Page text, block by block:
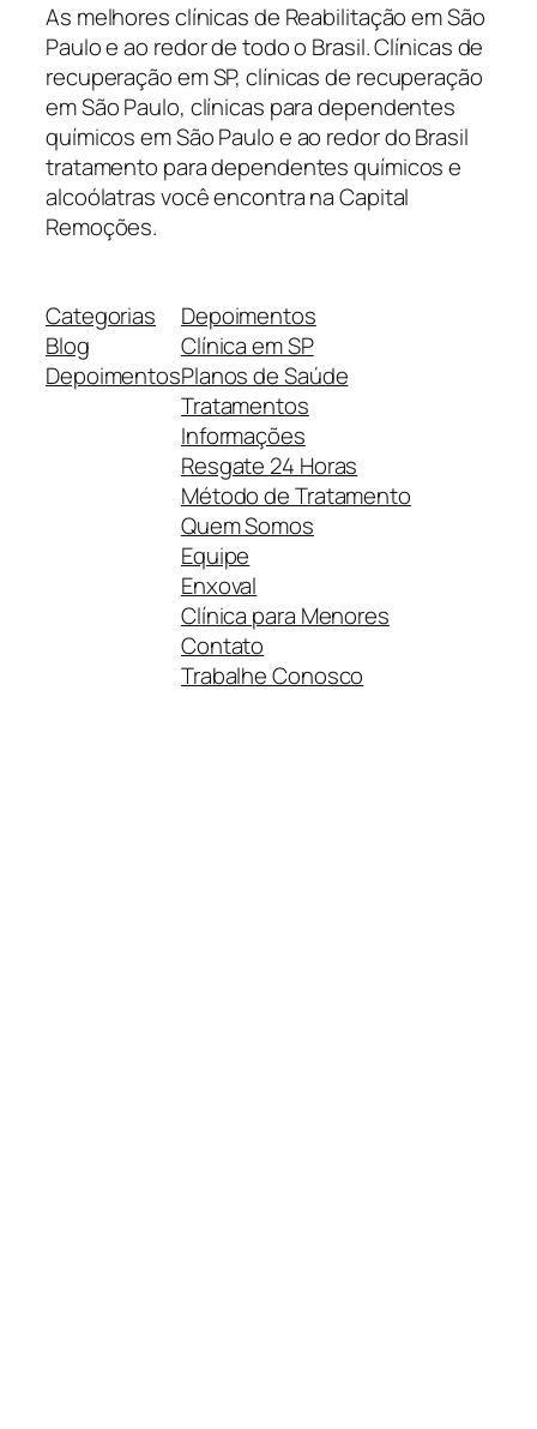
As melhores clínicas de Reabilitação em São
Paulo e ao redor de todo o Brasil. Clínicas de
recuperação em SP, clínicas de recuperação
em São Paulo, clínicas para dependentes
químicos em São Paulo e ao redor do Brasil
tratamento para dependentes químicos e
alcoólatras você encontra na Capital
Remoções.
Categorias
Blog
Depoimentos
Depoimentos
Clínica em SP
Planos de Saúde
Tratamentos
Informações
Resgate 24 Horas
Método de Tratamento
Quem Somos
Equipe
Enxoval
Clínica para Menores
Contato
Trabalhe Conosco